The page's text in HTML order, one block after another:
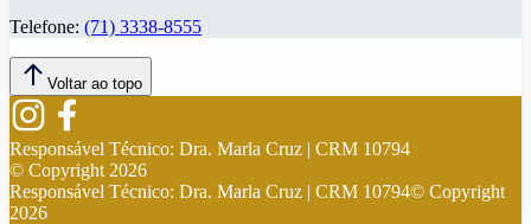
Telefone: (71) 3338-8555
Voltar ao topo
Responsável Técnico: Dra. Marla Cruz | CRM 10794
© Copyright 2026
Responsável Técnico: Dra. Marla Cruz | CRM 10794© Copyright
2026